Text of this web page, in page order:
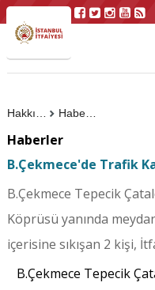
Haberler
Haberler
B.Çekmece'de Trafik
B.Çekmece Tepecik
Köprüsü yanında
içerisine sıkışan 2 kişi,
B.Çekmece Tepecik